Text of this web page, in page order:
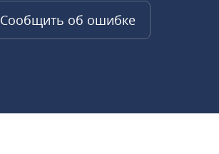
Сообщить об ошибке